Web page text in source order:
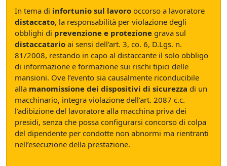
In tema di infortunio sul lavoro occorso a lavoratore
distaccato, la responsabilità per violazione degli
obblighi di prevenzione e protezione grava sul
distaccatario ai sensi dell’art. 3, co. 6, D.Lgs. n.
81/2008, restando in capo al distaccante il solo obbligo
di informazione e formazione sui rischi tipici delle
mansioni. Ove l’evento sia causalmente riconducibile
alla manomissione dei dispositivi di sicurezza di un
macchinario, integra violazione dell’art. 2087 c.c.
l’adibizione del lavoratore alla macchina priva dei
presidi, senza che possa configurarsi concorso di colpa
del dipendente per condotte non abnormi ma rientranti
nell’esecuzione della prestazione.